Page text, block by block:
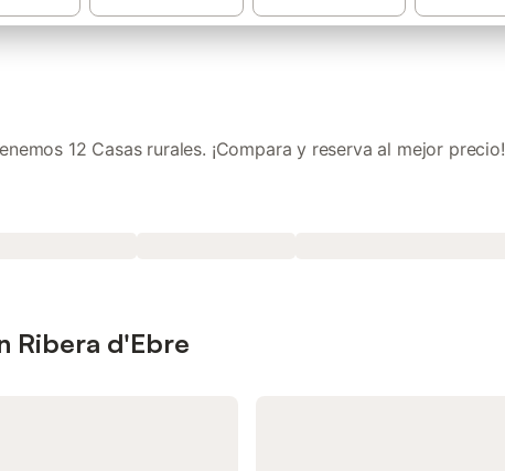
12 Casas rurales. ¡Compara y reserva al mejor precio!
Ribera d'Ebre